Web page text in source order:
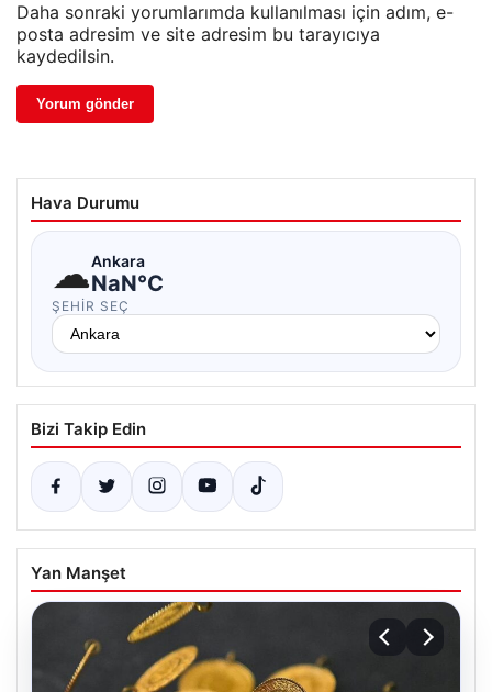
Daha sonraki yorumlarımda kullanılması için adım, e-
posta adresim ve site adresim bu tarayıcıya
kaydedilsin.
Hava Durumu
☁Ankara
NaN°C
ŞEHIR SEÇ
Bizi Takip Edin
Yan Manşet